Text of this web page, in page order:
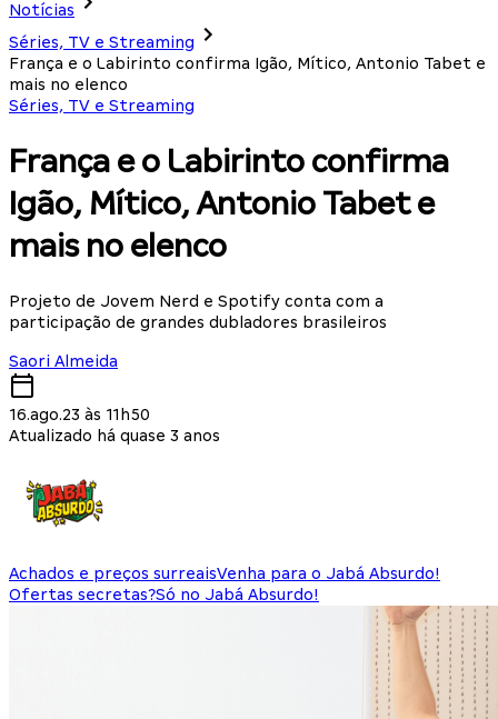
Notícias
Séries, TV e Streaming
França e o Labirinto confirma Igão, Mítico, Antonio Tabet e
mais no elenco
Séries, TV e Streaming
França e o Labirinto confirma
Igão, Mítico, Antonio Tabet e
mais no elenco
Projeto de Jovem Nerd e Spotify conta com a
participação de grandes dubladores brasileiros
Saori Almeida
16.ago.23 às 11h50
Atualizado há quase 3 anos
Achados e preços surreaisVenha para o Jabá Absurdo!
Ofertas secretas?Só no Jabá Absurdo!